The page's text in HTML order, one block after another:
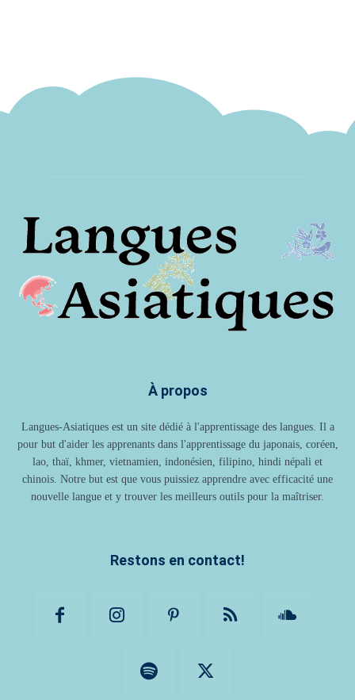
À propos
Langues-Asiatiques est un site dédié à l'apprentissage des langues. Il a
pour but d'aider les apprenants dans l'apprentissage du japonais, coréen,
lao, thaï, khmer, vietnamien, indonésien, filipino, hindi népali et
chinois. Notre but est que vous puissiez apprendre avec efficacité une
nouvelle langue et y trouver les meilleurs outils pour la maîtriser.
Restons en contact!